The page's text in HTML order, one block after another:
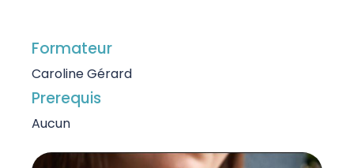
Formateur
Caroline Gérard
Prerequis
Aucun